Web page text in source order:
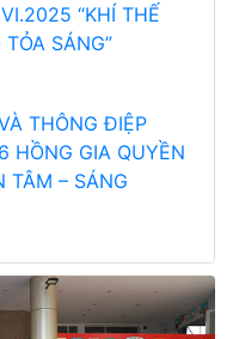
“KHÍ THẾ
SÁNG”
THÔNG ĐIỆP
HỒNG GIA QUYỀN
TÂM – SÁNG